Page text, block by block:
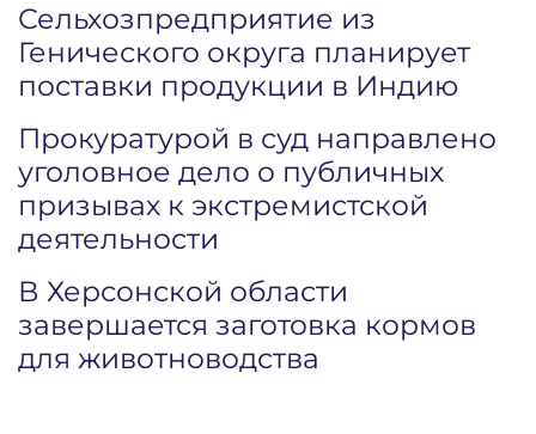
Сельхозпредприятие из
Генического округа планирует
поставки продукции в Индию
Прокуратурой в суд направлено
уголовное дело о публичных
призывах к экстремистской
деятельности
В Херсонской области
завершается заготовка кормов
для животноводства